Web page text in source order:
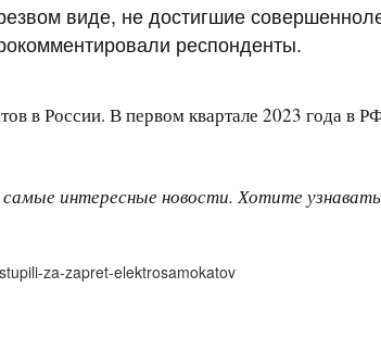
виде, не достигшие
респонденты.
в России. В первом квартале 2023 года в
самые интересные новости. Хотите
za-zapret-elektrosamokatov